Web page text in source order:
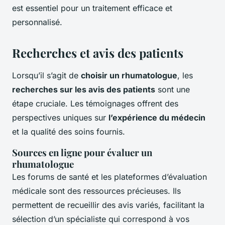
est essentiel pour un traitement efficace et
personnalisé.
Recherches et avis des patients
Lorsqu’il s’agit de choisir un rhumatologue, les
recherches sur les avis des patients sont une
étape cruciale. Les témoignages offrent des
perspectives uniques sur l’expérience du médecin
et la qualité des soins fournis.
Sources en ligne pour évaluer un
rhumatologue
Les forums de santé et les plateformes d’évaluation
médicale sont des ressources précieuses. Ils
permettent de recueillir des avis variés, facilitant la
sélection d’un spécialiste qui correspond à vos